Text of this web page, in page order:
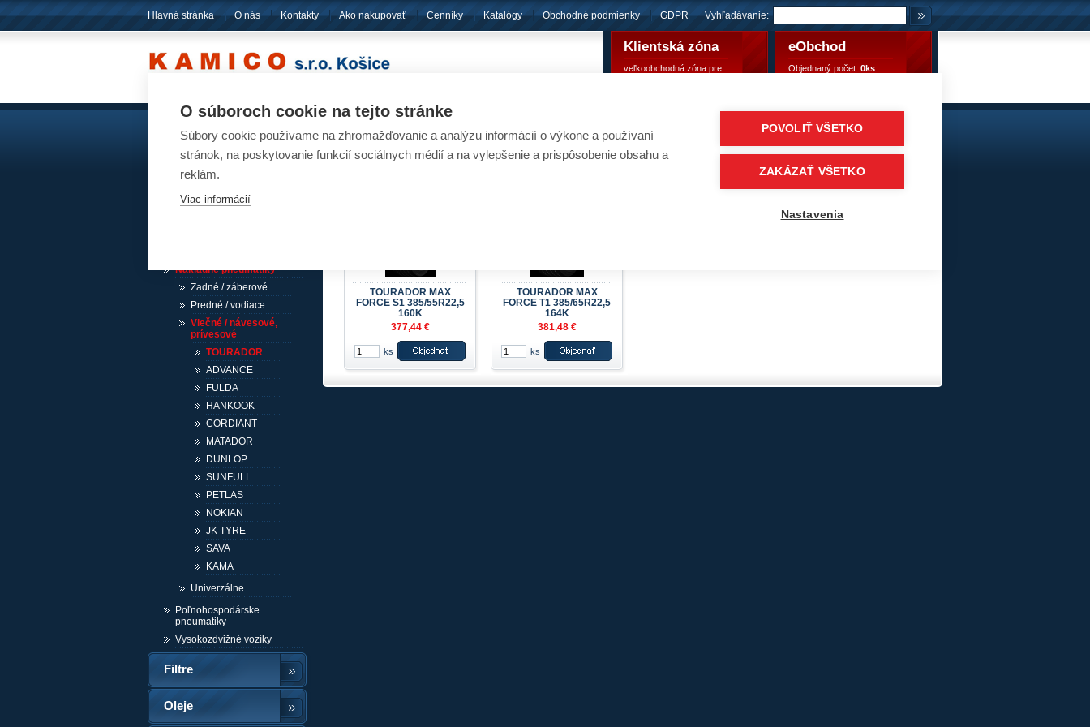
Hlavná stránka O nás Kontakty Ako nakupovať Cenníky Katalógy Obchodné podmienky GDPR Vyhľadávanie:
eObchod
Objednaný počet: 0ks
Klientská zóna
veľkoobchodná zóna pre
Akumulátory
Pneumatiky
Návesové pneumatiky /
Nákladné pneumatiky
Zadné / záberové
Predné / vodiace
Vlečné / návesové,
prívesové
TOURADOR
ADVANCE
FULDA
HANKOOK
CORDIANT
MATADOR
DUNLOP
SUNFULL
PETLAS
NOKIAN
JK TYRE
SAVA
KAMA
Univerzálne
Poľnohospodárske
pneumatiky
Vysokozdvižné vozíky
Filtre
Oleje
Pneumatiky - TOURADOR
Nachádzate sa: Vlečné / návesové, prívesové
TOURADOR MAX
FORCE S1 385/55R22,5
160K
377,44 €
ks
TOURADOR MAX
FORCE T1 385/65R22,5
164K
381,48 €
ks
O súboroch cookie na tejto stránke
Súbory cookie používame na zhromažďovanie a analýzu informácií o výkone a používaní
stránok, na poskytovanie funkcií sociálnych médií a na vylepšenie a prispôsobenie obsahu a
reklám.
Viac informácií
POVOLIŤ VŠETKO
ZAKÁZAŤ VŠETKO
Nastavenia